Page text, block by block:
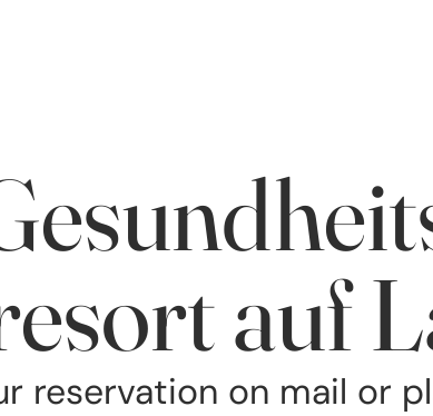
auf
reservation on mail or